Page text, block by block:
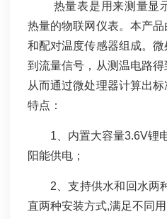
热量表是用来测量显
热量的物联网仪表。本产
和配对温度传感器组成。
到流量信号，从测温电路得
从而通过微处理器计算出
特点：
1、内置大容量3.6V锂
阳能供电；
2、支持供水和回水两
直两种安装方式,满足不同用